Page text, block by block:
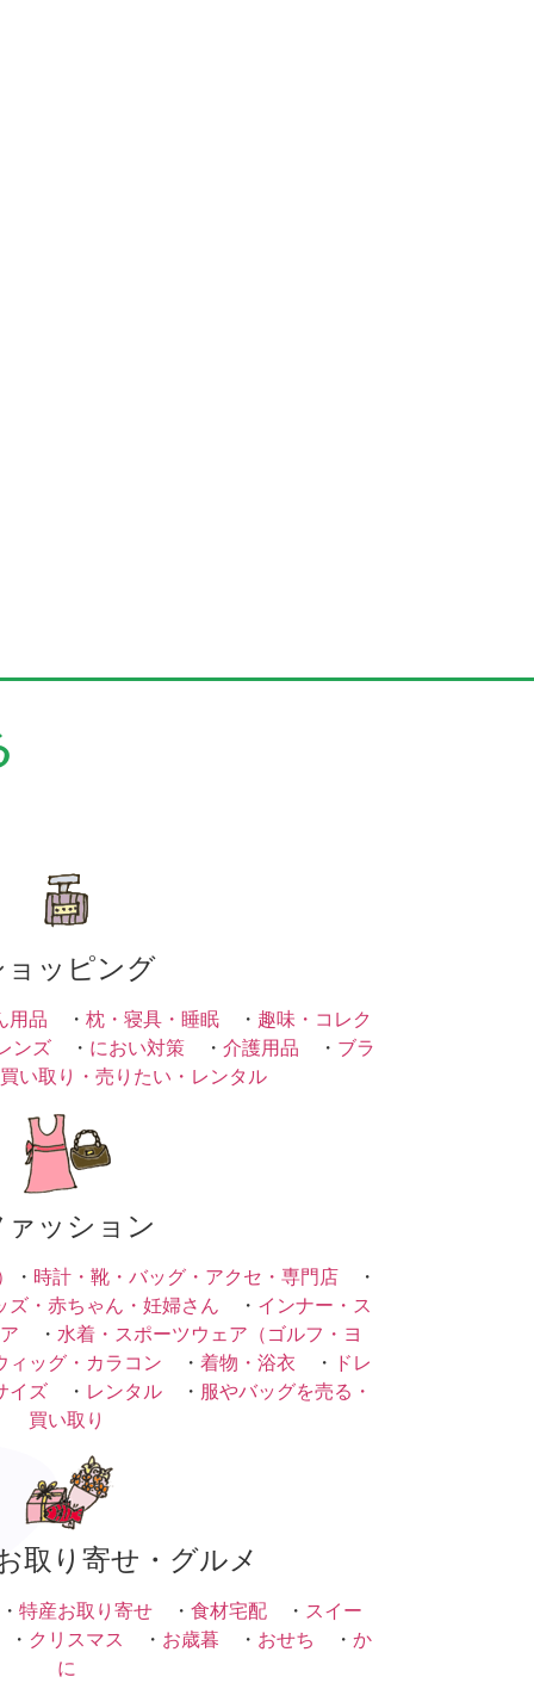
ョッピング
用品 ・ 枕・寝具・睡眠 ・ 趣味・コレク
ンズ・ におい対策・ 介護用品 ・ ブラ
買い取り・売りたい・レンタル
ァッション
・ 時計・靴・バッグ・アクセ・専門店・
ズ・赤ちゃん・妊婦さん ・ インナー・ス
・ 水着・スポーツウェア（ゴルフ・ヨ
ィッグ・カラコン ・ 着物・浴衣 ・ ドレ
イズ ・ レンタル ・ 服やバッグを売る・
買い取り
取り寄せ・グルメ
特産お取り寄せ ・ 食材宅配 ・ スイー
クリスマス ・ お歳暮 ・ おせち ・ か
に